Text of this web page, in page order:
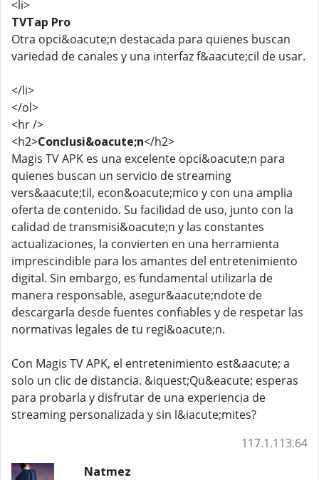
<li>
TVTap Pro
Otra opci&oacute;n destacada para quienes buscan
variedad de canales y una interfaz f&aacute;cil de usar.
</li>
</ol>
<hr />
<h2>Conclusi&oacute;n</h2>
Magis TV APK es una excelente opci&oacute;n para
quienes buscan un servicio de streaming
vers&aacute;til, econ&oacute;mico y con una amplia
oferta de contenido. Su facilidad de uso, junto con la
calidad de transmisi&oacute;n y las constantes
actualizaciones, la convierten en una herramienta
imprescindible para los amantes del entretenimiento
digital. Sin embargo, es fundamental utilizarla de
manera responsable, asegur&aacute;ndote de
descargarla desde fuentes confiables y de respetar las
normativas legales de tu regi&oacute;n.
Con Magis TV APK, el entretenimiento est&aacute; a
solo un clic de distancia. &iquest;Qu&eacute; esperas
para probarla y disfrutar de una experiencia de
streaming personalizada y sin l&iacute;mites?
117.1.113.64
Natmez